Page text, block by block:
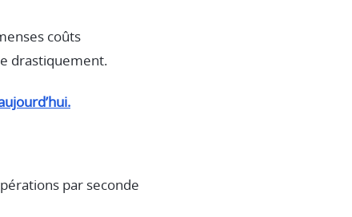
coûts
drastiquement.
par seconde